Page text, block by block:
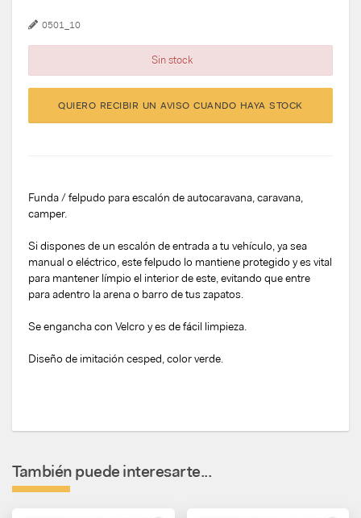
0501_10
Sin stock
QUIERO RECIBIR UN AVISO CUANDO HAYA STOCK
Funda / felpudo para escalón de autocaravana, caravana,
camper.
Si dispones de un escalón de entrada a tu vehículo, ya sea
manual o eléctrico, este felpudo lo mantiene protegido y es vital
para mantener límpio el interior de este, evitando que entre
para adentro la arena o barro de tus zapatos.
Se engancha con Velcro y es de fácil limpieza.
Diseño de imitación cesped, color verde.
También puede interesarte...